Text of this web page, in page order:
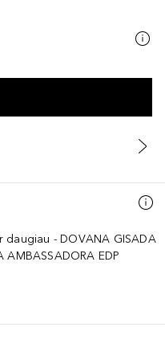
daugiau - DOVANA GISADA
AMBASSADORA EDP